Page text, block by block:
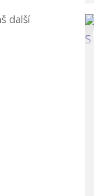
další